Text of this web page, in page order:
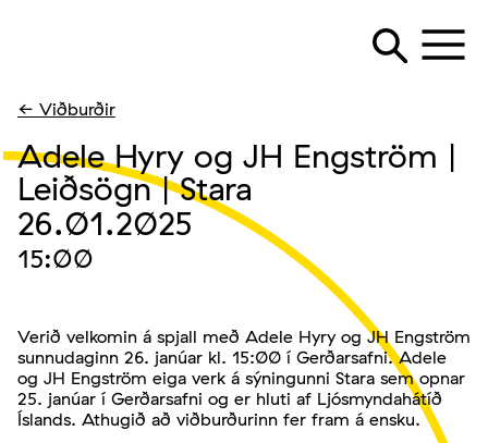
← Viðburðir
Adele Hyry og JH Engström |
Leiðsögn | Stara
26.01.2025
15:00
Verið velkomin á spjall með Adele Hyry og JH Engström
sunnudaginn 26. janúar kl. 15:00 í Gerðarsafni. Adele
og JH Engström eiga verk á sýningunni Stara sem opnar
25. janúar í Gerðarsafni og er hluti af Ljósmyndahátíð
Íslands. Athugið að viðburðurinn fer fram á ensku.